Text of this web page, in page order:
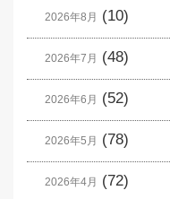
2026年8月 (10)
2026年7月 (48)
2026年6月 (52)
2026年5月 (78)
2026年4月 (72)